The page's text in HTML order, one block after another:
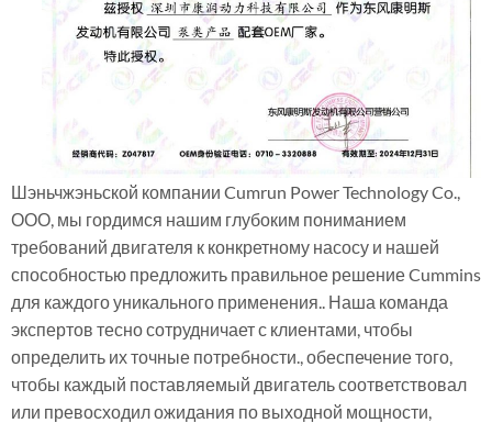
Шэньчжэньской компании Cumrun Power Technology Co.,
ООО, мы гордимся нашим глубоким пониманием
требований двигателя к конкретному насосу и нашей
способностью предложить правильное решение Cummins
для каждого уникального применения.. Наша команда
экспертов тесно сотрудничает с клиентами, чтобы
определить их точные потребности., обеспечение того,
чтобы каждый поставляемый двигатель соответствовал
или превосходил ожидания по выходной мощности,